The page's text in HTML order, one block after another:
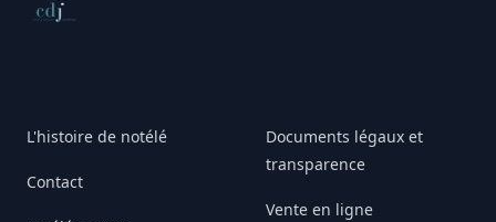
Conseil de déontologie journalistique
L'histoire de notélé
Contact
Documents légaux et
transparence
Vente en ligne